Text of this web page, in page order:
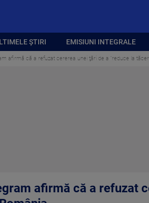
ȘTIRI EMISIUNI INTEGRALE
afirmă că a refuzat cererea unei ţări de a "reduce la
afirmă că a refuzat